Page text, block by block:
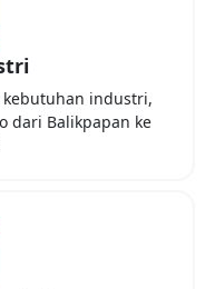
industri,
dari Balikpapan ke